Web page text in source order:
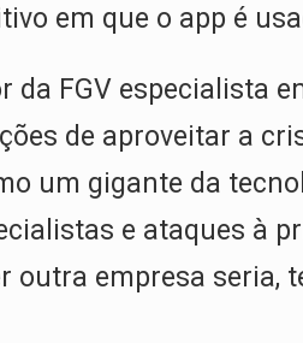
em que o app é
da FGV especialista
de aproveitar a
um gigante da
e ataques à
outra empresa seria,